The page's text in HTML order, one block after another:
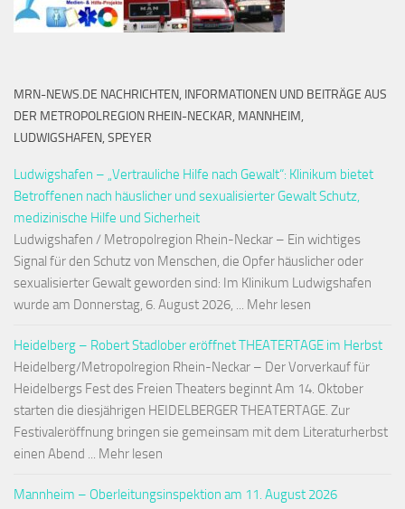
MRN-NEWS.DE NACHRICHTEN, INFORMATIONEN UND BEITRÄGE AUS
DER METROPOLREGION RHEIN-NECKAR, MANNHEIM,
LUDWIGSHAFEN, SPEYER
Ludwigshafen – „Vertrauliche Hilfe nach Gewalt“: Klinikum bietet
Betroffenen nach häuslicher und sexualisierter Gewalt Schutz,
medizinische Hilfe und Sicherheit
Ludwigshafen / Metropolregion Rhein-Neckar – Ein wichtiges
Signal für den Schutz von Menschen, die Opfer häuslicher oder
sexualisierter Gewalt geworden sind: Im Klinikum Ludwigshafen
wurde am Donnerstag, 6. August 2026, ... Mehr lesen
Heidelberg – Robert Stadlober eröffnet THEATERTAGE im Herbst
Heidelberg/Metropolregion Rhein-Neckar – Der Vorverkauf für
Heidelbergs Fest des Freien Theaters beginnt Am 14. Oktober
starten die diesjährigen HEIDELBERGER THEATERTAGE. Zur
Festivaleröffnung bringen sie gemeinsam mit dem Literaturherbst
einen Abend ... Mehr lesen
Mannheim – Oberleitungsinspektion am 11. August 2026